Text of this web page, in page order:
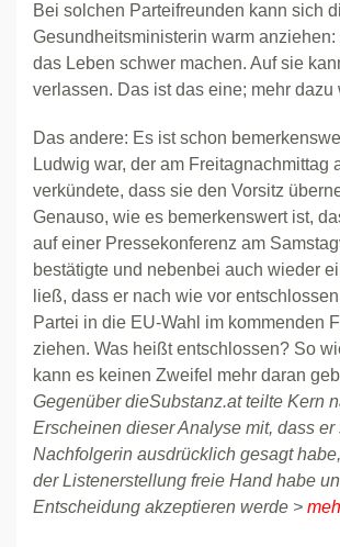
Bei solchen Parteifreunden kann sich
Gesundheitsministerin warm
das Leben schwer machen. Auf sie
verlassen. Das ist das eine; mehr dazu
Das andere: Es ist schon
Ludwig war, der am Freitagnachmittag
verkündete, dass sie den Vorsitz
Genauso, wie es bemerkenswert ist,
auf einer Pressekonferenz am
bestätigte und nebenbei auch wieder
ließ, dass er nach wie vor
Partei in die EU-Wahl im kommenden
ziehen. Was heißt entschlossen? So
kann es keinen Zweifel mehr daran
Gegenüber dieSubstanz.at teilte Kern
Erscheinen dieser Analyse mit, dass er
Nachfolgerin ausdrücklich gesagt
der Listenerstellung freie Hand habe
Entscheidung akzeptieren werde >